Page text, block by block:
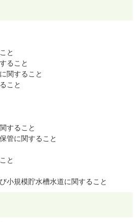
と
ること
関すること
こと
すること
管に関すること
と
小規模貯水槽水道に関すること